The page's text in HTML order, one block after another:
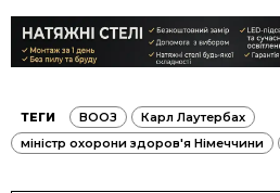
ТЕГИ ВООЗ
Карл Лаутербах
міністр охорони здоров'я Німеччини